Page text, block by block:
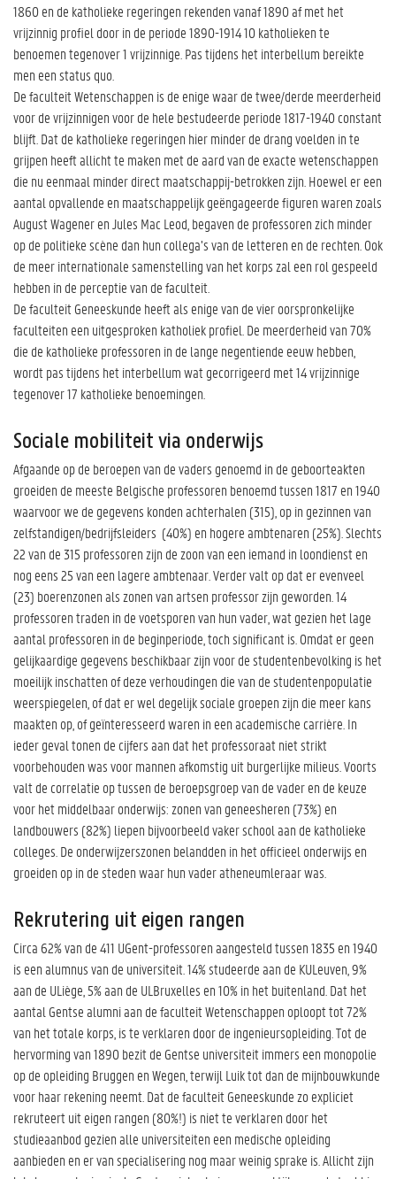
1860 en de katholieke regeringen rekenden vanaf 1890 af met het
vrijzinnig profiel door in de periode 1890-1914 10 katholieken te
benoemen tegenover 1 vrijzinnige. Pas tijdens het interbellum bereikte
men een status quo.
De faculteit Wetenschappen is de enige waar de twee/derde meerderheid
voor de vrijzinnigen voor de hele bestudeerde periode 1817-1940 constant
blijft. Dat de katholieke regeringen hier minder de drang voelden in te
grijpen heeft allicht te maken met de aard van de exacte wetenschappen
die nu eenmaal minder direct maatschappij-betrokken zijn. Hoewel er een
aantal opvallende en maatschappelijk geëngageerde figuren waren zoals
August Wagener en Jules Mac Leod, begaven de professoren zich minder
op de politieke scène dan hun collega’s van de letteren en de rechten. Ook
de meer internationale samenstelling van het korps zal een rol gespeeld
hebben in de perceptie van de faculteit.
De faculteit Geneeskunde heeft als enige van de vier oorspronkelijke
faculteiten een uitgesproken katholiek profiel. De meerderheid van 70%
die de katholieke professoren in de lange negentiende eeuw hebben,
wordt pas tijdens het interbellum wat gecorrigeerd met 14 vrijzinnige
tegenover 17 katholieke benoemingen.
Sociale mobiliteit via onderwijs
Afgaande op de beroepen van de vaders genoemd in de geboorteakten
groeiden de meeste Belgische professoren benoemd tussen 1817 en 1940
waarvoor we de gegevens konden achterhalen (315), op in gezinnen van
zelfstandigen/bedrijfsleiders (40%) en hogere ambtenaren (25%). Slechts
22 van de 315 professoren zijn de zoon van een iemand in loondienst en
nog eens 25 van een lagere ambtenaar. Verder valt op dat er evenveel
(23) boerenzonen als zonen van artsen professor zijn geworden. 14
professoren traden in de voetsporen van hun vader, wat gezien het lage
aantal professoren in de beginperiode, toch significant is. Omdat er geen
gelijkaardige gegevens beschikbaar zijn voor de studentenbevolking is het
moeilijk inschatten of deze verhoudingen die van de studentenpopulatie
weerspiegelen, of dat er wel degelijk sociale groepen zijn die meer kans
maakten op, of geïnteresseerd waren in een academische carrière. In
ieder geval tonen de cijfers aan dat het professoraat niet strikt
voorbehouden was voor mannen afkomstig uit burgerlijke milieus. Voorts
valt de correlatie op tussen de beroepsgroep van de vader en de keuze
voor het middelbaar onderwijs: zonen van geneesheren (73%) en
landbouwers (82%) liepen bijvoorbeeld vaker school aan de katholieke
colleges. De onderwijzerszonen belandden in het officieel onderwijs en
groeiden op in de steden waar hun vader atheneumleraar was.
Rekrutering uit eigen rangen
Circa 62% van de 411 UGent-professoren aangesteld tussen 1835 en 1940
is een alumnus van de universiteit. 14% studeerde aan de KULeuven, 9%
aan de ULiège, 5% aan de ULBruxelles en 10% in het buitenland. Dat het
aantal Gentse alumni aan de faculteit Wetenschappen oploopt tot 72%
van het totale korps, is te verklaren door de ingenieursopleiding. Tot de
hervorming van 1890 bezit de Gentse universiteit immers een monopolie
op de opleiding Bruggen en Wegen, terwijl Luik tot dan de mijnbouwkunde
voor haar rekening neemt. Dat de faculteit Geneeskunde zo expliciet
rekruteert uit eigen rangen (80%!) is niet te verklaren door het
studieaanbod gezien alle universiteiten een medische opleiding
aanbieden en er van specialisering nog maar weinig sprake is. Allicht zijn